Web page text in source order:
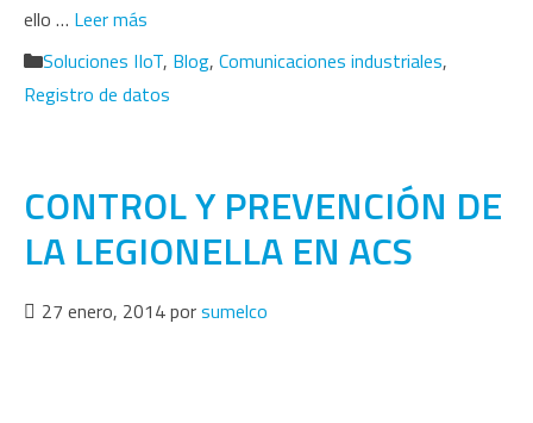
ello … Leer más
Categorías
Soluciones IIoT, Blog, Comunicaciones industriales,
Registro de datos
CONTROL Y PREVENCIÓN DE
LA LEGIONELLA EN ACS
27 enero, 2014porsumelco